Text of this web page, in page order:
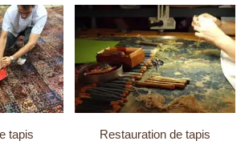
tapis Restauration de tapis